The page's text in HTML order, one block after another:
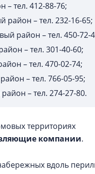
– тел. 412-88-76;
район – тел. 232-16-65;
район – тел. 450-72-
– тел. 301-40-60;
– тел. 470-02-74;
– тел. 766-05-95;
– тел. 274-27-80.
территориях
компании.
вдоль